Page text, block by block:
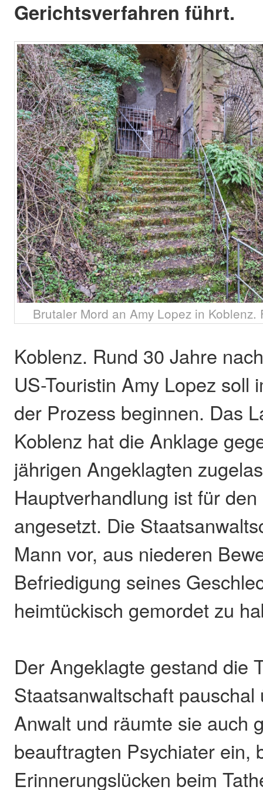
Gerichtsverfahren führt.
Brutaler Mord an Amy Lopez in
Koblenz. Rund 30 Jahre
US-Touristin Amy Lopez soll
der Prozess beginnen. Das
Koblenz hat die Anklage
jährigen Angeklagten
Hauptverhandlung ist für
angesetzt. Die
Mann vor, aus niederen
Befriedigung seines
heimtückisch gemordet zu
Der Angeklagte gestand die
Staatsanwaltschaft pauschal
Anwalt und räumte sie auch
beauftragten Psychiater ein,
Erinnerungslücken beim